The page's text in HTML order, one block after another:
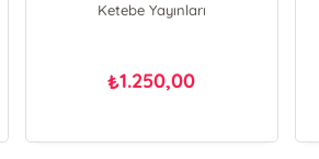
Ketebe Yayınları
₺1.250,00